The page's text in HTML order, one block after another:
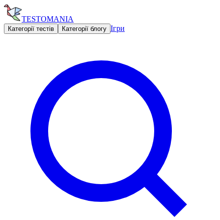
TESTOMANIA
Категорії тестів Категорії блогу Ігри